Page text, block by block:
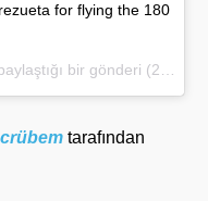
for flying the 180
bir gönderi (22 Şub 2017, 05:35 PST
tarafından